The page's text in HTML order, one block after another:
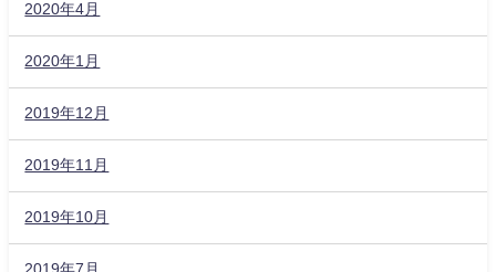
2020年4月
2020年1月
2019年12月
2019年11月
2019年10月